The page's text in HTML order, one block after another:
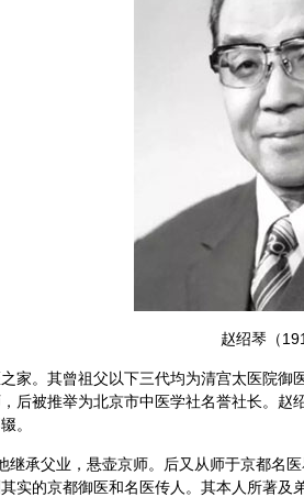
赵绍琴（
家。其曾祖父以下三代均为清宫太医院
后被推举为北京市中医学社名誉社长。
。
继承父业，悬壶京师。后又从师于京都名医
实的京都御医和名医传人。其本人所著